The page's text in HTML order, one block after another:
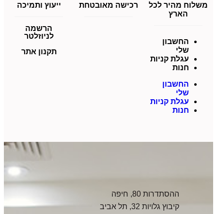
משלוח מהיר לכל
הארץ
החשבון
שלי
עגלת קניות
חנות
החשבון
שלי
עגלת קניות
חנות
רכישה מאובטחת ייעוץ ותמיכה
הרשמה
לניוזלטר
תקנון אתר
ההסתדרות 80, חיפה
קיבוץ גלויות 32, תל אביב